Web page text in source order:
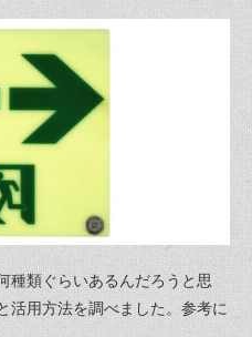
種類ぐらいあるんだろうと思
活用方法を調べました。参考に